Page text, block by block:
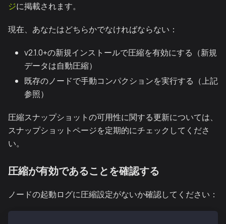
ジに掲載されます。
現在、あなたはどちらかでなければならない：
v2.1.0+の新規インストールで圧縮を有効にする（新規
データは自動圧縮）
既存のノードで手動コンパクションを実行する（上記
参照）
圧縮スナップショットの可用性に関する更新については、
スナップショットページを定期的にチェックしてくださ
い。
圧縮が有効であることを確認する
ノードの起動ログに圧縮設定がないか確認してください：